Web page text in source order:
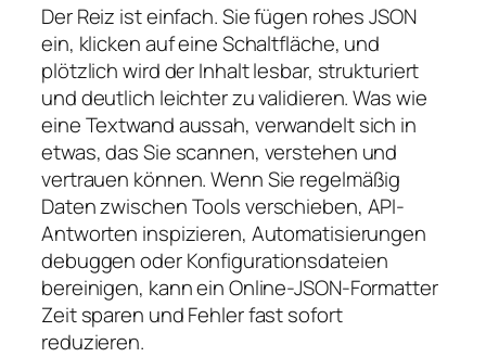
Der Reiz ist einfach. Sie fügen rohes JSON
ein, klicken auf eine Schaltfläche, und
plötzlich wird der Inhalt lesbar, strukturiert
und deutlich leichter zu validieren. Was wie
eine Textwand aussah, verwandelt sich in
etwas, das Sie scannen, verstehen und
vertrauen können. Wenn Sie regelmäßig
Daten zwischen Tools verschieben, API-
Antworten inspizieren, Automatisierungen
debuggen oder Konfigurationsdateien
bereinigen, kann ein Online-JSON-Formatter
Zeit sparen und Fehler fast sofort
reduzieren.